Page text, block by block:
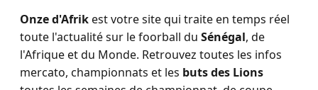
Onze d'Afrikest votre site qui traite en temps réel
toute l'actualité sur le foorball du Sénégal, de
l'Afrique et du Monde. Retrouvez toutes les infos
mercato, championnats et les buts des Lions